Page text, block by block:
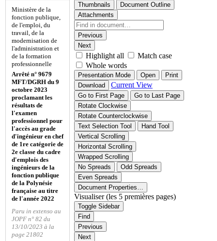
Ministère de la
fonction publique,
de l'emploi, du
travail, de la
modernisation de
l'administration et
de la formation
professionnelle
Arrêté n° 9679
MFT/DGRH du 9
octobre 2023
proclamant les
résultats de
l'examen
professionnel pour
l'accès au grade
d'ingénieur en chef
de 1re catégorie de
2e classe du cadre
d'emplois des
ingénieurs de la
fonction publique
de la Polynésie
française au titre
de l'année 2022
Paru in extenso au
JOPF n° 82 du
13/10/2023 à la
page 21802
Thumbnails
Document Outline
Attachments
Previous
Next
Highlight all
Match case
Whole words
Presentation Mode Open
Print
Download
Current View
Go to First Page
Go to Last Page
Rotate Clockwise
Rotate Counterclockwise
Text Selection Tool
Hand Tool
Vertical Scrolling
Horizontal Scrolling
Wrapped Scrolling
No Spreads
Odd Spreads
Even Spreads
Document Properties…
Visualiser (les 5 premières pages)
Toggle Sidebar
Find
Previous
Next